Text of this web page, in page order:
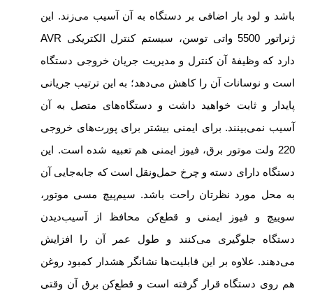
باشد و لود بار اضافی بر دستگاه به آن آسیب می‌زند. این
ژنراتور 5500 واتی توسن، سیستم کنترل الکتریکی AVR
دارد که وظیفۀ آن کنترل و مدیریت جریان خروجی دستگاه
است و نوسانات آن را کاهش می‌دهد؛ به این ترتیب جریانی
پایدار و ثابت خواهید داشت و دستگاه‌های متصل به آن
آسیب نمی‌بینند. برای ایمنی بیشتر برای پورت‌های خروجی
220 ولت موتور برق، فیوز ایمنی هم تعبیه شده است. این
دستگاه دارای دسته و چرخ حمل‌ونقل است که جابه‌جایی آن
به محل مورد نظرتان راحت باشد. سیم‌پیچ مسی موتور،
سوییچ و فیوز ایمنی و قطع‌کن محافظ از آسیب‌دیدن
دستگاه جلوگیری می‌کنند و طول عمر آن را افزایش
می‌دهند. علاوه بر این قابلیت‌ها نشانگر هشدار کمبود روغن
هم روی دستگاه قرار گرفته است و قطع‌کن برق آن وقتی